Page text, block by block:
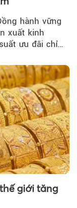
hành vững
xuất kinh
ưu đãi chỉ
giới tăng